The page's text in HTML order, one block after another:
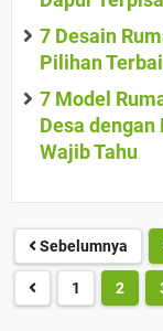
7 Desain
Pilihan
7 Model
Desa dengan
Wajib Tahu
Sebelumnya
1 2